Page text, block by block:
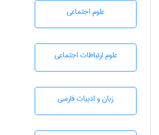
علوم اجتماعی
علوم ارتباطات اجتماعی
زبان و ادبيات فارسی